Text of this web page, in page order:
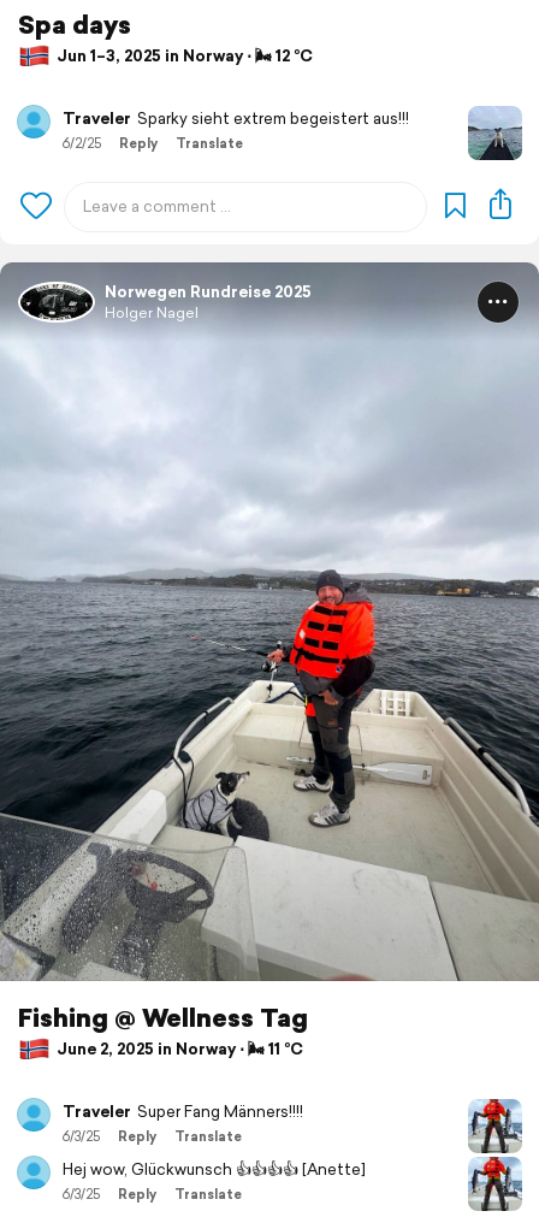
Spa days
Jun 1–3, 2025 in Norway ⋅ 🌬 12 °C
Traveler Sparky sieht extrem begeistert aus!!!
6/2/25 Reply Translate
Norwegen Rundreise 2025
Holger Nagel
Fishing @ Wellness Tag
June 2, 2025 in Norway ⋅ 🌬 11 °C
Traveler Super Fang Männers!!!!
6/3/25 Reply Translate
Hej wow, Glückwunsch 👍👍👍👍 [Anette]
6/3/25 Reply Translate